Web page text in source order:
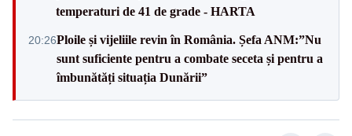
temperaturi de 41 de grade - HARTA
20:26Ploile și vijeliile revin în România. Șefa ANM:”Nu
sunt suficiente pentru a combate seceta și pentru a
îmbunătăți situația Dunării”